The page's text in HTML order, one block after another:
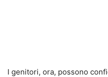
I genitori, ora, possono